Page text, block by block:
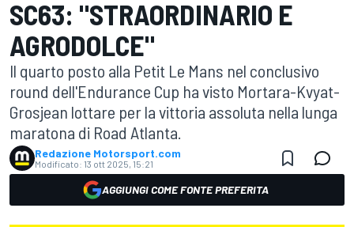
SC63: "STRAORDINARIO E
AGRODOLCE"
Il quarto posto alla Petit Le Mans nel conclusivo
round dell'Endurance Cup ha visto Mortara-Kvyat-
Grosjean lottare per la vittoria assoluta nella lunga
maratona di Road Atlanta.
Redazione Motorsport.com
Modificato: 13 ott 2025, 15:21
AGGIUNGI COME FONTE PREFERITA